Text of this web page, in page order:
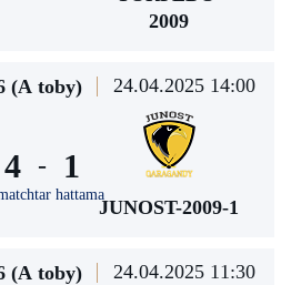
2009
(А toby) 24.04.2025 14:00
4 -
hattama
1
JUNOST-2009-1
(А toby) 24.04.2025 11:30